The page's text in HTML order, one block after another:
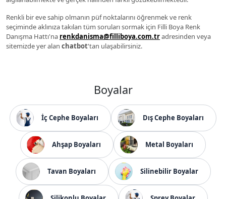
Renkli bir eve sahip olmanın püf noktalarını öğrenmek ve renk
seçiminde aklınıza takılan tüm soruları sormak için Filli Boya Renk
Danışma Hattı'na renkdanisma@filliboya.com.tradresinden veya
sitemizde yer alan chatbot'tan ulaşabilirsiniz.
Boyalar
İç Cephe Boyaları Dış Cephe Boyaları
Ahşap Boyaları Metal Boyaları
Tavan Boyaları Silinebilir Boyalar